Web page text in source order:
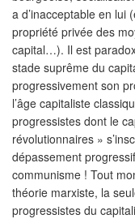
a d’inacceptable en lui
propriété privée des
capital…). Il est
stade suprême du
progressivement son
l’âge capitaliste
progressistes dont le
révolutionnaires »
dépassement
communisme ! Tout
théorie marxiste, la
progressistes du